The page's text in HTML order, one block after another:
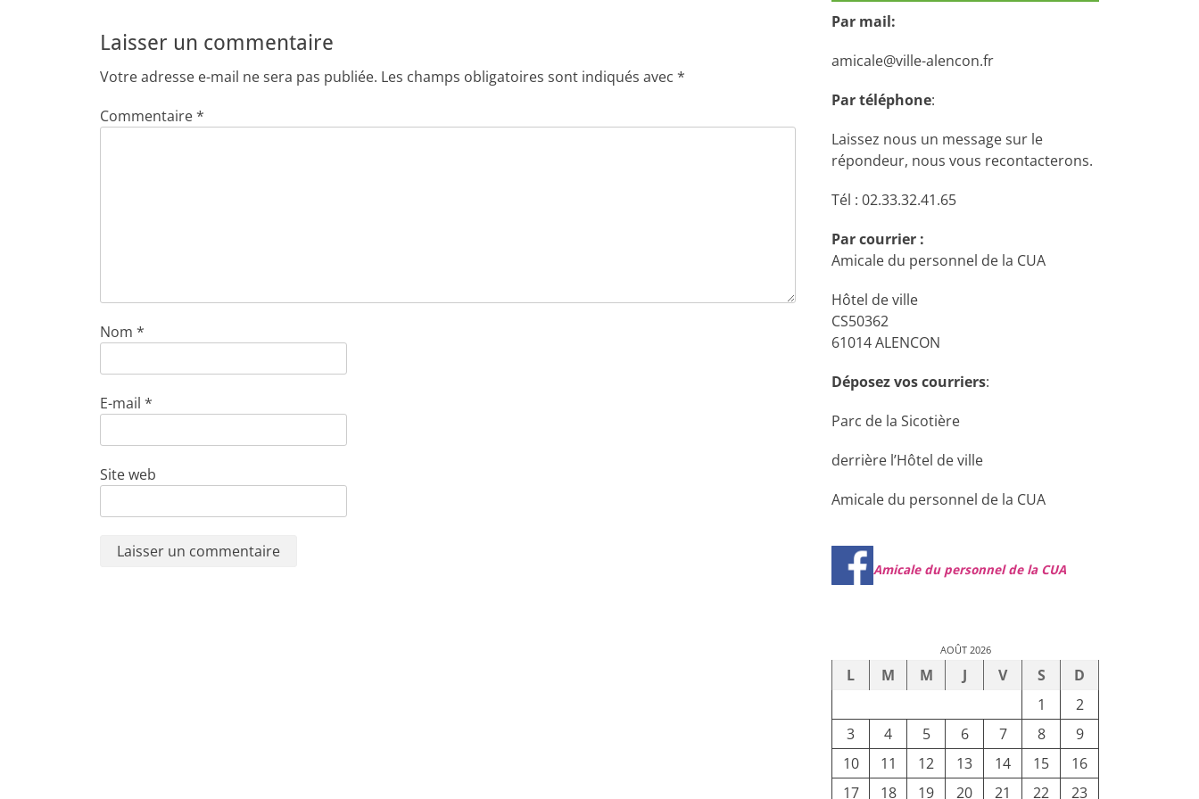
Laisser un commentaire
Votre adresse e-mail ne sera pas publiée. Les champs obligatoires sont indiqués avec *
Commentaire*
Nom *
E-mail *
Site web
Par mail:
amicale@ville-alencon.fr
Par téléphone:
Laissez nous un message sur le
répondeur, nous vous recontacterons.
Tél : 02.33.32.41.65
Par courrier :
Amicale du personnel de la CUA
Hôtel de ville
CS50362
61014 ALENCON
Déposez vos courriers:
Parc de la Sicotière
derrière l’Hôtel de ville
Amicale du personnel de la CUA
Amicale du personnel de la CUA
AOÛT 2026
L M M J V S
D
1
2
3
4 5 6 7 8
9
10
11 12 13 14 15
16
17
18 19 20 21 22 23